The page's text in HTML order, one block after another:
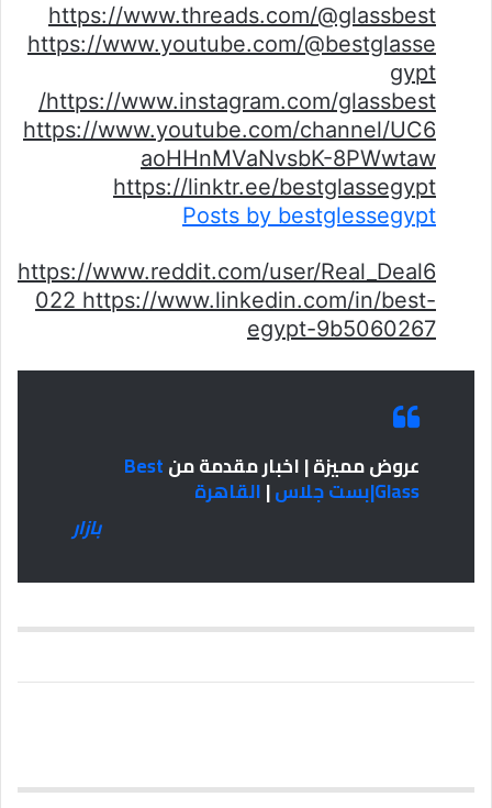
https://www.threads.com/@glassbest
https://www.youtube.com/@bestglasse
gypt
https://www.instagram.com/glassbest/
https://www.youtube.com/channel/UC6
aoHHnMVaNvsbK-8PWwtaw
https://linktr.ee/bestglassegypt
Posts by bestglessegypt
https://www.reddit.com/user/Real_Deal6
022 https://www.linkedin.com/in/best-
egypt-9b5060267
عروض مميزة | اخبار مقدمة منBest
Glass|بست جلاس |القاهرة
بازار